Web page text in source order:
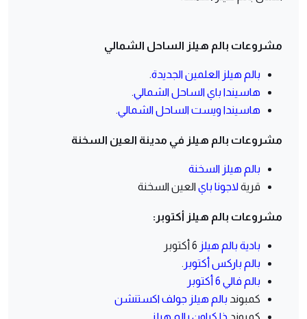
مشروعات بالم هيلز الساحل الشمالي
بالم هيلز العلمين الجديدة.
هاسيندا باي الساحل الشمالي.
هاسيندا ويست الساحل الشمالي.
مشروعات بالم هيلز في مدينة العين السخنة
بالم هيلز السخنة
قريةلاجونا باي العين السخنة
مشروعات بالم هيلز أكتوبر:
بادية بالم هيلز 6 أكتوبر
بالم باركس أكتوبر .
بالم فالي 6 أكتوبر
كمبوند بالم هيلز جولف اكستنشن
كمبوند ذا كراون بالم هيلز